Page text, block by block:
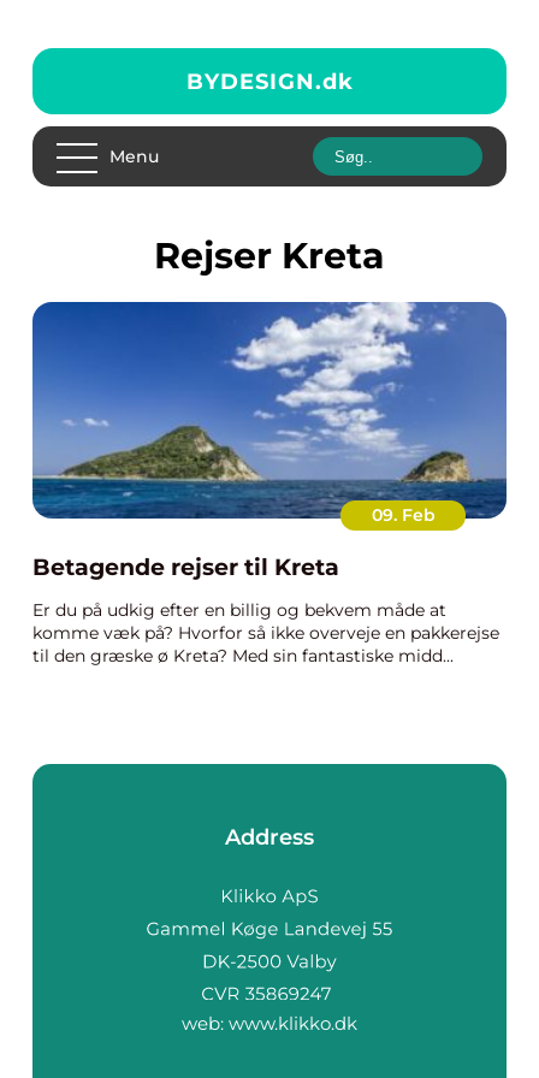
BYDESIGN.dk
Menu
rejser Kreta
09. Feb
Betagende rejser til Kreta
Er du på udkig efter en billig og bekvem måde at
komme væk på? Hvorfor så ikke overveje en pakkerejse
til den græske ø Kreta? Med sin fantastiske midd...
Address
web: www.klikko.dk